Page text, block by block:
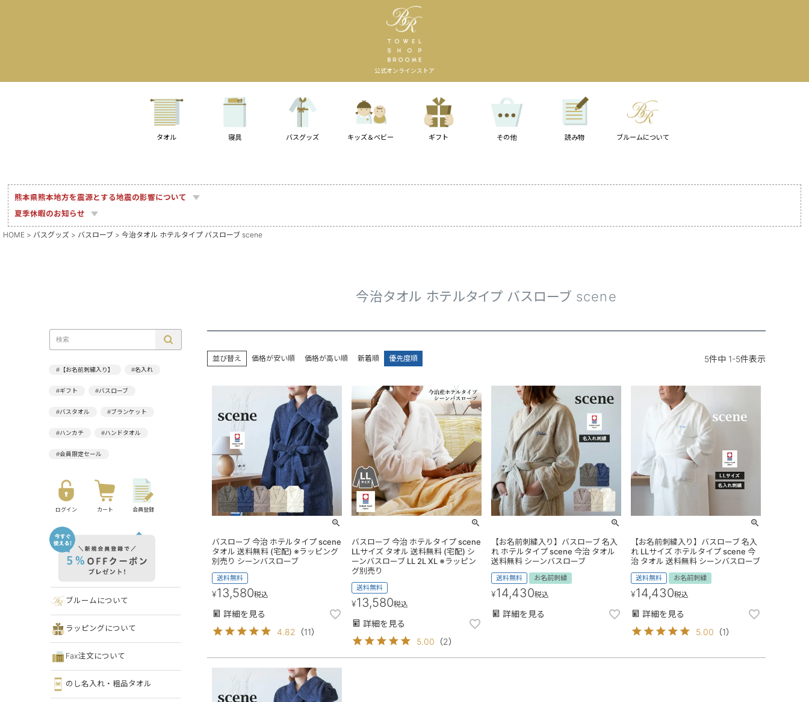
公式オンラインストア
タオル 寝具 バスグッズ キッズ＆ベビー ギフト その他 読み物 ブルームについて
熊本県熊本地方を震源とする地震の影響について
夏季休暇のお知らせ
HOME バスグッズ バスローブ 今治タオル ホテルタイプ バスローブ scene
#【お名前刺繍入り】 #名入れ
#ギフト #バスローブ
#バスタオル #ブランケット
#ハンカチ #ハンドタオル
#会員限定セール
ログイン カート 会員登録
ブルームについて
ラッピングについて
Fax注文について
のし名入れ・粗品タオル
今治タオル ホテルタイプ バスローブ scene
並び替え 価格が安い順 価格が高い順 新着順 優先度順 5件中 1-5件表示
バスローブ 今治 ホテルタイプ scene
タオル 送料無料 (宅配) ※ラッピング
別売り シーンバスローブ
送料無料
¥13,580税込
詳細を見る
4.82
（11）
バスローブ 今治 ホテルタイプ scene
LLサイズ タオル 送料無料 (宅配) シ
ーンバスローブ LL 2L XL ※ラッピン
グ別売り
送料無料
¥13,580税込
詳細を見る
5.00 （2）
【お名前刺繍入り】バスローブ 名入
れ ホテルタイプ scene 今治 タオル
送料無料 シーンバスローブ
送料無料 お名前刺繍
¥14,430税込
詳細を見る
【お名前刺繍入り】バスローブ 名入
れ LLサイズ ホテルタイプ scene 今
治 タオル 送料無料 シーンバスローブ
送料無料 お名前刺繍
¥14,430税込
詳細を見る
5.00 （1）